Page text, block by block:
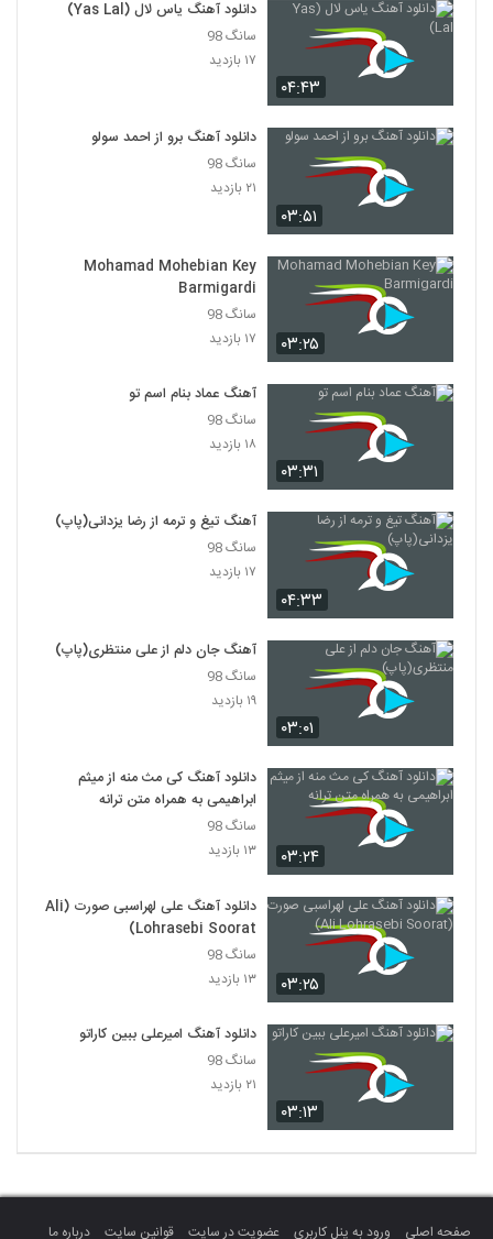
۰۴:۴۳
دانلود آهنگ یاس لال (Yas Lal)
سانگ 98
۱۷ بازدید
۰۳:۵۱
دانلود آهنگ برو از احمد سولو
سانگ 98
۲۱ بازدید
۰۳:۲۵
Mohamad Mohebian Key
Barmigardi
سانگ 98
۱۷ بازدید
۰۳:۳۱
آهنگ عماد بنام اسم تو
سانگ 98
۱۸ بازدید
۰۴:۳۳
آهنگ تیغ و ترمه از رضا یزدانی(پاپ)
سانگ 98
۱۷ بازدید
۰۳:۰۱
آهنگ جان دلم از علی منتظری(پاپ)
سانگ 98
۱۹ بازدید
۰۳:۲۴
دانلود آهنگ کی مث منه از میثم
ابراهیمی به همراه متن ترانه
سانگ 98
۱۳ بازدید
۰۳:۲۵
دانلود آهنگ علی لهراسبی صورت (Ali
Lohrasebi Soorat)
سانگ 98
۱۳ بازدید
۰۳:۱۳
دانلود آهنگ امیرعلی ببین کاراتو
سانگ 98
۲۱ بازدید
صفحه اصلی ورود به پنل کاربری عضویت در سایت قوانین سایت درباره ما